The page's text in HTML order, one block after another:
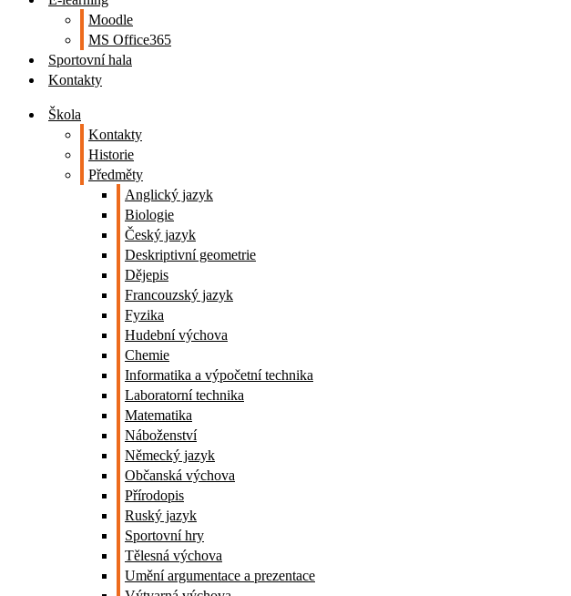
Moodle
MS Office365
Sportovní hala
Kontakty
Škola
Kontakty
Historie
Předměty
Anglický jazyk
Biologie
Český jazyk
Deskriptivní geometrie
Dějepis
Francouzský jazyk
Fyzika
Hudební výchova
Chemie
Informatika a výpočetní technika
Laboratorní technika
Matematika
Náboženství
Německý jazyk
Občanská výchova
Přírodopis
Ruský jazyk
Sportovní hry
Tělesná výchova
Umění argumentace a prezentace